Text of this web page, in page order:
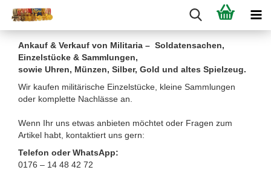
Ankauf & Verkauf von Militaria – Soldatensachen,
Einzelstücke & Sammlungen,
sowie Uhren, Münzen, Silber, Gold und altes Spielzeug.
Wir kaufen militärische Einzelstücke, kleine Sammlungen
oder komplette Nachlässe an.
Wenn Ihr uns etwas anbieten möchtet oder Fragen zum
Artikel habt, kontaktiert uns gern:
Telefon oder WhatsApp:
0176 – 14 48 42 72